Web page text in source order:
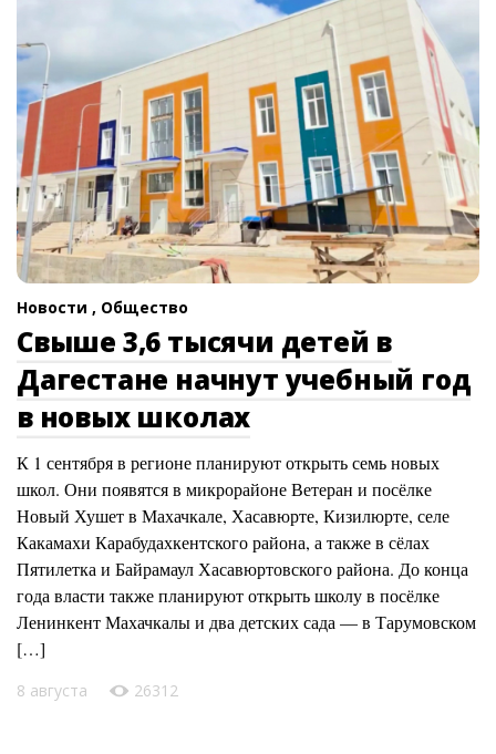
Новости , Общество
Свыше 3,6 тысячи детей в
Дагестане начнут учебный год
в новых школах
К 1 сентября в регионе планируют открыть семь новых
школ. Они появятся в микрорайоне Ветеран и посёлке
Новый Хушет в Махачкале, Хасавюрте, Кизилюрте, селе
Какамахи Карабудахкентского района, а также в сёлах
Пятилетка и Байрамаул Хасавюртовского района. До конца
года власти также планируют открыть школу в посёлке
Ленинкент Махачкалы и два детских сада — в Тарумовском
[…]
8 августа 26312